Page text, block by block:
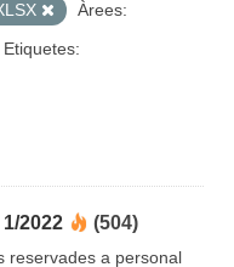
Àrees:
Etiquetes:
2022 (504)
reservades a personal